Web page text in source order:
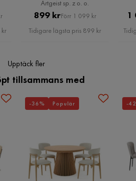
Artgeist sp. z o. o.
Pris
899 kr Original
Pris
Förr 1 099 kr
Tidigare lägsta pris 899 kr
1
Upptäck fler
tillsammans med
-36% Populär -